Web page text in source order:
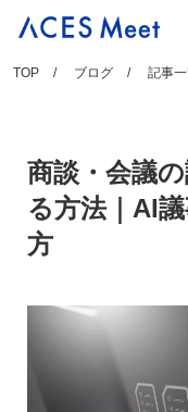
content
TOP ブログ 記事
商談・会議
る方法｜AI
方